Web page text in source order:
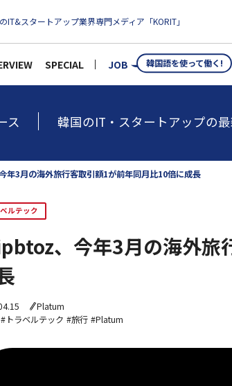
IT&スタートアップ業界専門メディア「KORIT」
SPECIAL JOB 韓国語を使って働く!
ス 韓国のIT・スタートアップの最
3月の海外旅行客取引額1が前年同月比10倍に成長
ルテック
、今年3月の海外旅
Platum
#トラベルテック #旅行 #Platum